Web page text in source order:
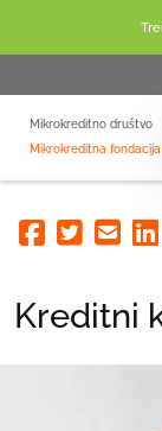
Mikrokreditno društvo
Mikrokreditna fondacija
Facebook
TwitterEmail
Kreditni